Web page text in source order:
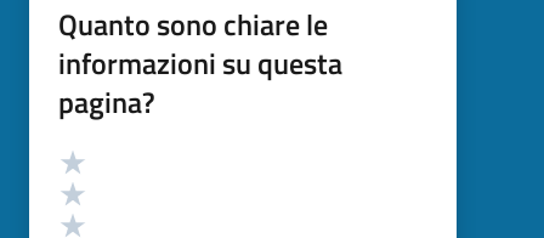
Quanto sono chiare le
informazioni su questa
pagina?
Valutazione